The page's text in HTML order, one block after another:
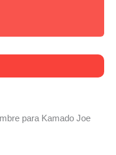
para Kamado Joe